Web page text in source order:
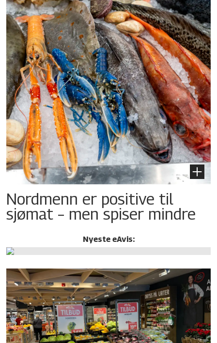
Nordmenn er positive til
sjømat – men spiser mindre
Nyeste eAvis: